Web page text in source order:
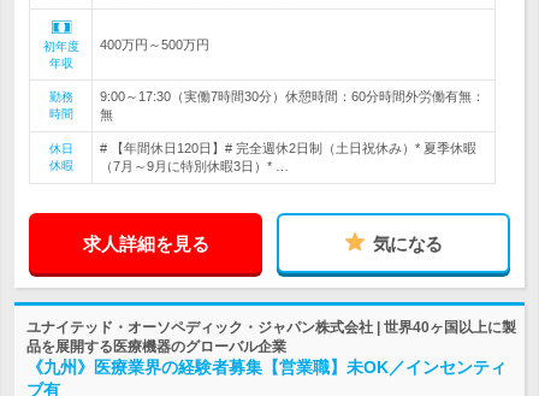
初年度
年収
400万円～500万円
勤務
時間
9:00～17:30（実働7時間30分）休憩時間：60分時間外労働有無：
無
休日
休暇
# 【年間休日120日】# 完全週休2日制（土日祝休み）* 夏季休暇
（7月～9月に特別休暇3日）* …
求人詳細を見る 気になる
ユナイテッド・オーソペディック・ジャパン株式会社 | 世界40ヶ国以上に製
品を展開する医療機器のグローバル企業
《九州》医療業界の経験者募集【営業職】未OK／インセンティ
ブ有